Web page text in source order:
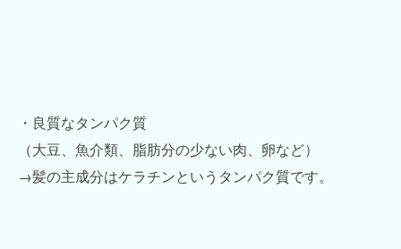
・良質なタンパク質
（大豆、魚介類、脂肪分の少ない肉、卵など）
→髪の主成分はケラチンというタンパク質です。